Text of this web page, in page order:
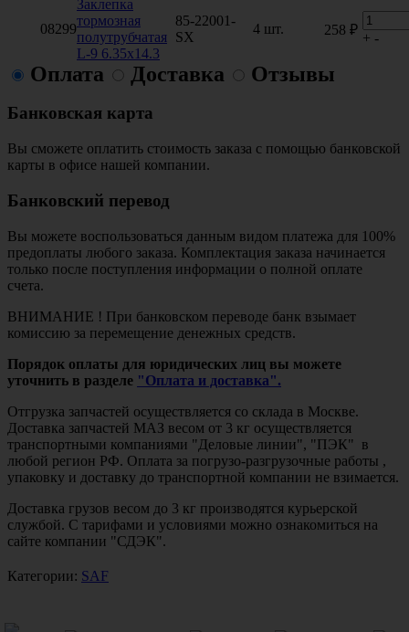
08299
Заклепка
тормозная
полутрубчатая
L-9 6.35x14.3
85-22001-
SX
4 шт. 258 ₽
+ -
Оплата Доставка Отзывы
Банковская карта
Вы сможете оплатить стоимость заказа с помощью банковской
карты в офисе нашей компании.
Банковский перевод
Вы можете воспользоваться данным видом платежа для 100%
предоплаты любого заказа. Комплектация заказа начинается
только после поступления информации о полной оплате
счета.
ВНИМАНИЕ ! При банковском переводе банк взымает
комиссию за перемещение денежных средств.
Порядок оплаты для юридических лиц вы можете
уточнить в разделе "Оплата и доставка".
Отгрузка запчастей осуществляется со склада в Москве.
Доставка запчастей МАЗ весом от 3 кг осуществляется
транспортными компаниями "Деловые линии", "ПЭК" в
любой регион РФ. Оплата за погрузо-разгрузочные работы ,
упаковку и доставку до транспортной компании не взимается.
Доставка грузов весом до 3 кг производятся курьерской
службой. С тарифами и условиями можно ознакомиться на
сайте компании "СДЭК".
Категории: SAF